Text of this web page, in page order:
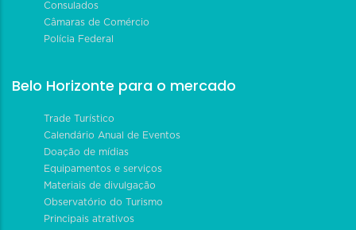
Consulados
Câmaras de Comércio
Polícia Federal
Belo Horizonte para o mercado
Trade Turístico
Calendário Anual de Eventos
Doação de mídias
Equipamentos e serviços
Materiais de divulgação
Observatório do Turismo
Principais atrativos